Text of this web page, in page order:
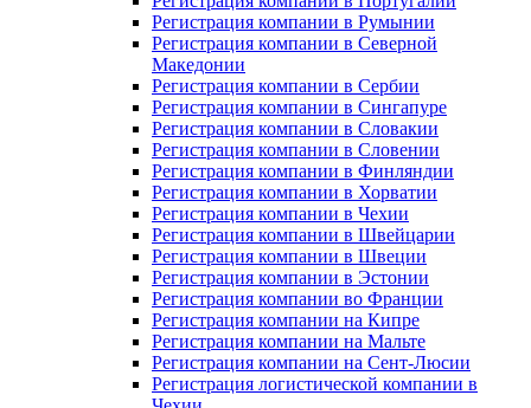
Регистрация компании в Румынии
Регистрация компании в Северной
Македонии
Регистрация компании в Сербии
Регистрация компании в Сингапуре
Регистрация компании в Словакии
Регистрация компании в Словении
Регистрация компании в Финляндии
Регистрация компании в Хорватии
Регистрация компании в Чехии
Регистрация компании в Швейцарии
Регистрация компании в Швеции
Регистрация компании в Эстонии
Регистрация компании во Франции
Регистрация компании на Кипре
Регистрация компании на Мальте
Регистрация компании на Сент-Люсии
Регистрация логистической компании в